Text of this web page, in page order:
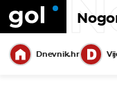
Dnevnik.hr